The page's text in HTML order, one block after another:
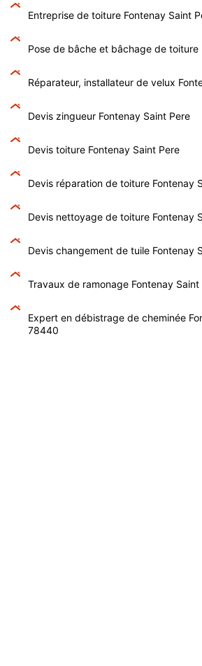
Entreprise de toiture Fontenay Saint
Pose de bâche et bâchage de toiture
Réparateur, installateur de velux
Devis zingueur Fontenay Saint Pere
Devis toiture Fontenay Saint Pere
Devis réparation de toiture Fontenay
Devis nettoyage de toiture Fontenay
Devis changement de tuile Fontenay
Travaux de ramonage Fontenay
Expert en débistrage de cheminée
78440